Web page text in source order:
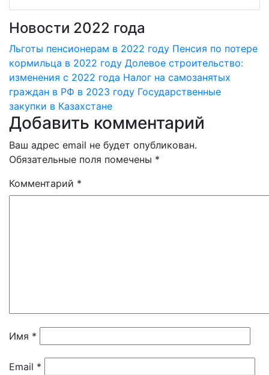
Новости 2022 года
Льготы пенсионерам в 2022 году Пенсия по потере
кормильца в 2022 году Долевое строительство:
изменения с 2022 года Налог на самозанятых
граждан в РФ в 2023 году Государственные
закупки в Казахстане
Добавить комментарий
Ваш адрес email не будет опубликован.
Обязательные поля помечены *
Комментарий *
Имя *
Email *